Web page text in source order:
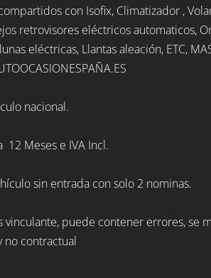
con Isofix, Climatizador ,
retrovisores eléctricos automaticos,
eléctricas, Llantas aleación, ETC,
nacional.
12 Meses e IVA Incl.
sin entrada con solo 2 nominas.
vinculante, puede contener errores, se
no contractual